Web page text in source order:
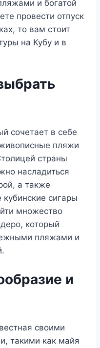
и богатой
провести отпуск
то вам стоит
на Кубу и в
сочетает в себе
пляжи
страны
насладиться
а также
сигары
множество
который
пляжами и
и
своими
такими как майя